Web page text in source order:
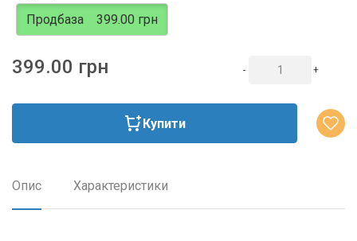
Продбаза 399.00 грн
399.00 грн - +
Купити
Опис Характеристики